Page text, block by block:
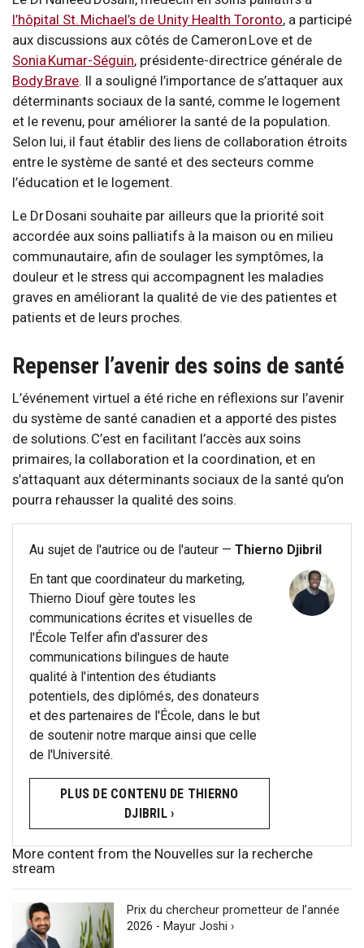
l’hôpital St. Michael’s de Unity Health Toronto, a participé
aux discussions aux côtés de Cameron Love et de
Sonia Kumar-Séguin, présidente-directrice générale de
Body Brave. Il a souligné l’importance de s’attaquer aux
déterminants sociaux de la santé, comme le logement
et le revenu, pour améliorer la santé de la population.
Selon lui, il faut établir des liens de collaboration étroits
entre le système de santé et des secteurs comme
l’éducation et le logement.
Le Dr Dosani souhaite par ailleurs que la priorité soit
accordée aux soins palliatifs à la maison ou en milieu
communautaire, afin de soulager les symptômes, la
douleur et le stress qui accompagnent les maladies
graves en améliorant la qualité de vie des patientes et
patients et de leurs proches.
Repenser l’avenir des soins de santé
L’événement virtuel a été riche en réflexions sur l’avenir
du système de santé canadien et a apporté des pistes
de solutions. C’est en facilitant l’accès aux soins
primaires, la collaboration et la coordination, et en
s’attaquant aux déterminants sociaux de la santé qu’on
pourra rehausser la qualité des soins.
Au sujet de l'autrice ou de l'auteur — Thierno Djibril
En tant que coordinateur du marketing,
Thierno Diouf gère toutes les
communications écrites et visuelles de
l'École Telfer afin d'assurer des
communications bilingues de haute
qualité à l'intention des étudiants
potentiels, des diplômés, des donateurs
et des partenaires de l'École, dans le but
de soutenir notre marque ainsi que celle
de l'Université.
PLUS DE CONTENU DE THIERNO
DJIBRIL ›
More content from the Nouvelles sur la recherche
stream
Prix du chercheur prometteur de l’année
2026 - Mayur Joshi ›